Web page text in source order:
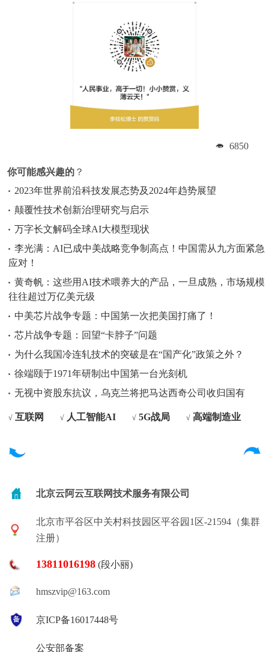
6850
你可能感兴趣的 ？
2023年世界前沿科技发展态势及2024年趋势展望
颠覆性技术创新治理研究与启示
万字长文解码全球AI大模型现状
李光满：AI已成中美战略竞争制高点！中国需从九方面紧急
应对！
黄奇帆：这些用AI技术喂养大的产品，一旦成熟，市场规模
往往超过万亿美元级
中美芯片战争专题：中国第一次把美国打痛了！
芯片战争专题：回望“卡脖子”问题
为什么我国冷连轧技术的突破是在“国产化”政策之外？
徐端颐于1971年研制出中国第一台光刻机
无视中资股东抗议，乌克兰将把马达西奇公司收归国有
√ 互联网 √ 人工智能AI √ 5G战局 √ 高端制造业
北京云阿云互联网技术服务有限公司
北京市平谷区中关村科技园区平谷园1区-21594（集群
注册）
13811016198 (段小丽)
hmszvip@163.com
京ICP备16017448号
公安部备案